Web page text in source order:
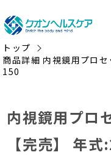
トップ
商品詳細 内視鏡用プロ
150
内視鏡用プロ
【完売】
年式